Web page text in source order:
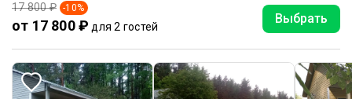
17 800 ₽ -10%
от 17 800 ₽ для 2 гостей
Выбрать